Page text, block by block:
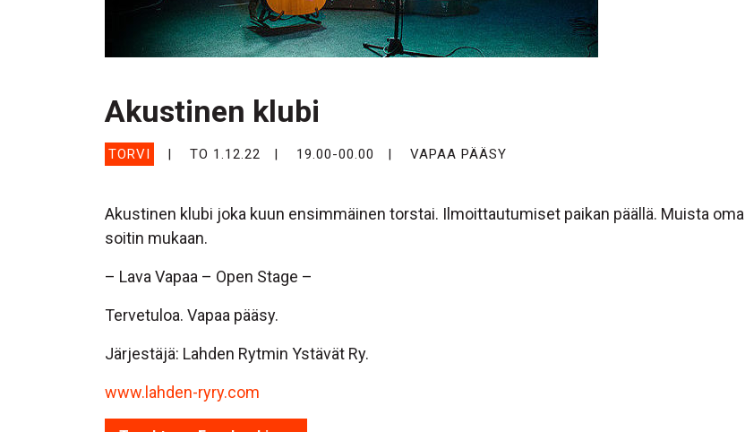
Akustinen klubi
TORVI TO 1.12.22 19.00-00.00 VAPAA PÄÄSY
Akustinen klubi joka kuun ensimmäinen torstai. Ilmoittautumiset paikan päällä. Muista oma
soitin mukaan.
– Lava Vapaa – Open Stage –
Tervetuloa. Vapaa pääsy.
Järjestäjä: Lahden Rytmin Ystävät Ry.
www.lahden-ryry.com